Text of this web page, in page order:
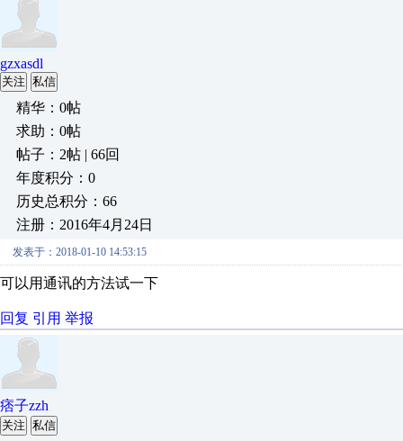
gzxasdl
关注 私信
精华：0帖
求助：0帖
帖子：2帖 | 66回
年度积分：0
历史总积分：66
注册：2016年4月24日
发表于：2018-01-10 14:53:15
可以用通讯的方法试一下
回复 引用 举报
痞子zzh
关注 私信